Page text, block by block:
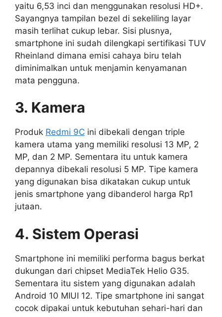
yaitu 6,53 inci dan menggunakan resolusi HD+.
Sayangnya tampilan bezel di sekeliling layar
masih terlihat cukup lebar. Sisi plusnya,
smartphone ini sudah dilengkapi sertifikasi TUV
Rheinland dimana emisi cahaya biru telah
diminimalkan untuk menjamin kenyamanan
mata pengguna.
3. Kamera
Produk Redmi 9C ini dibekali dengan triple
kamera utama yang memiliki resolusi 13 MP, 2
MP, dan 2 MP. Sementara itu untuk kamera
depannya dibekali resolusi 5 MP. Tipe kamera
yang digunakan bisa dikatakan cukup untuk
jenis smartphone yang dibanderol harga Rp1
jutaan.
4. Sistem Operasi
Smartphone ini memiliki performa bagus berkat
dukungan dari chipset MediaTek Helio G35.
Sementara itu sistem yang digunakan adalah
Android 10 MIUI 12. Tipe smartphone ini sangat
cocok dipakai untuk kebutuhan sehari-hari dan